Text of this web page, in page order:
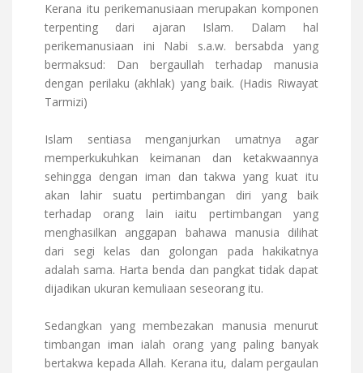
Kerana itu perikemanusiaan merupakan komponen
terpenting dari ajaran Islam. Dalam hal
perikemanusiaan ini Nabi s.a.w. bersabda yang
bermaksud: Dan bergaullah terhadap manusia
dengan perilaku (akhlak) yang baik. (Hadis Riwayat
Tarmizi)
Islam sentiasa menganjurkan umatnya agar
memperkukuhkan keimanan dan ketakwaannya
sehingga dengan iman dan takwa yang kuat itu
akan lahir suatu pertimbangan diri yang baik
terhadap orang lain iaitu pertimbangan yang
menghasilkan anggapan bahawa manusia dilihat
dari segi kelas dan golongan pada hakikatnya
adalah sama. Harta benda dan pangkat tidak dapat
dijadikan ukuran kemuliaan seseorang itu.
Sedangkan yang membezakan manusia menurut
timbangan iman ialah orang yang paling banyak
bertakwa kepada Allah. Kerana itu, dalam pergaulan